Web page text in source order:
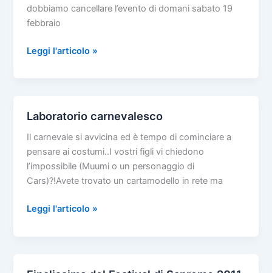
dobbiamo cancellare l’evento di domani sabato 19
febbraio
Finalissima
EVENTO
CANCELLATO!!
Leggi l'articolo »
Laboratorio carnevalesco
Il carnevale si avvicina ed è tempo di cominciare a
pensare ai costumi..I vostri figli vi chiedono
l’impossibile (Muumi o un personaggio di
Cars)?!Avete trovato un cartamodello in rete ma
Laboratorio
Leggi l'articolo »